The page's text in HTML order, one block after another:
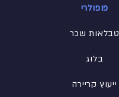
פופולרי
טבלאות שכר
בלוג
ייעוץ קריירה